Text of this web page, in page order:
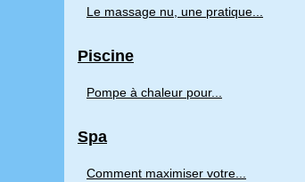
Le massage nu, une pratique...
Piscine
Pompe à chaleur pour...
Spa
Comment maximiser votre...